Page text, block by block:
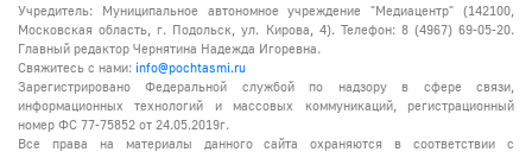
Учредитель: Муниципальное автономное учреждение "Медиацентр" (142100,
Московская область, г. Подольск, ул. Кирова, 4). Телефон: 8 (4967) 69-05-20.
Главный редактор Чернятина Надежда Игоревна.
Свяжитесь с нами: info@pochtasmi.ru
Зарегистрировано Федеральной службой по надзору в сфере связи,
информационных технологий и массовых коммуникаций, регистрационный
номер ФС 77-75852 от 24.05.2019г.
Все права на материалы данного сайта охраняются в соответствии с